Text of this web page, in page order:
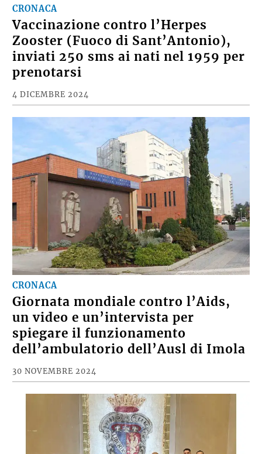
CRONACA
Vaccinazione contro l’Herpes
Zooster (Fuoco di Sant’Antonio),
inviati 250 sms ai nati nel 1959 per
prenotarsi
4 DICEMBRE 2024
CRONACA
Giornata mondiale contro l’Aids,
un video e un’intervista per
spiegare il funzionamento
dell’ambulatorio dell’Ausl di Imola
30 NOVEMBRE 2024